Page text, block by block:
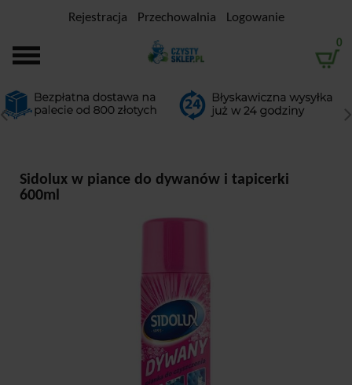
Rejestracja Przechowalnia Logowanie
0
Sidolux w piance do dywanów i tapicerki
600ml